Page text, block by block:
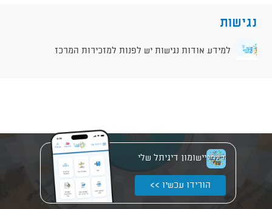
נגישות
למידע אודות נגישות יש לפנות למזכירות המרכז
יישומון דיגיתל שלי
הורידו עכשיו >>